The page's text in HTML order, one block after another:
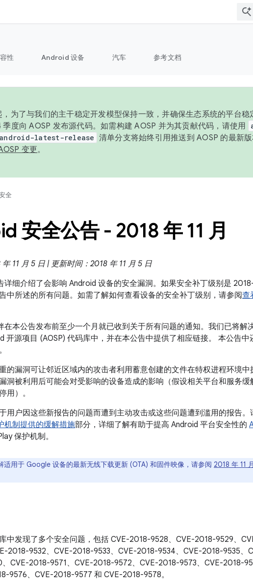
性 Android 设备 汽车 参考文档
，为了与我们的主干稳定开发模型保持一致，并确保生态系统的平台稳
季度向 AOSP 发布源代码。如需构建 AOSP 并为其贡献代码，请使用
android-latest-release 清单分支将始终引用推送到 AOSP 的最新
变更。
全
安全公告 - 2018 年 11 月
11 月 5 日 | 更新时间：2018 年 11 月 5 日
详细介绍了会影响 Android 设备的安全漏洞。如果安全补丁级别是
中所述的所有问题。如需了解如何查看设备的安全补丁级别，请参阅查
在本公告发布前至少一个月就已收到关于所有问题的通知。我们已将解
开源项目 (AOSP) 代码库中，并在本公告中提供了相应链接。 本公告中
的漏洞可让邻近区域内的攻击者利用蓄意创建的文件在特权进程环境中
洞被利用后可能会对受影响的设备造成的影响（假设相关平台和服务缓
用）。
用户因这些新报告的问题而遭到主动攻击或这些问题遭到滥用的报告。
机制提供的缓解措施部分，详细了解有助于提高 Android 平台安全性的
保护机制。
适用于 Google 设备的最新无线下载更新 (OTA) 和固件映像，请参阅 2018 年 11
中发现了多个安全问题，包括 CVE-2018-9528、CVE-2018-9529、
2018-9532、CVE-2018-9533、CVE-2018-9534、CVE-2018-9535、
CVE-2018-9571、CVE-2018-9572、CVE-2018-9573、CVE-2018-
9576、CVE-2018-9577 和 CVE-2018-9578。